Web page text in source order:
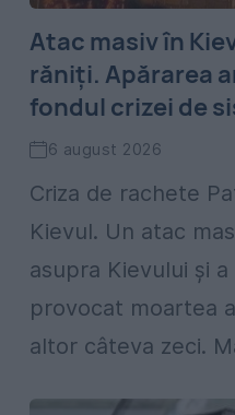
Atac masiv în
răniți. Apărarea
fondul crizei de
6 august 2026
Criza de rachete
Kievul. Un atac
asupra Kievului și
provocat moartea
altor câteva zeci.